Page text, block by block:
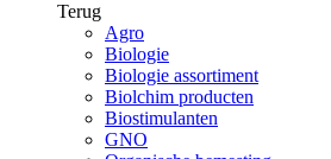
Terug
Agro
Biologie
Biologie assortiment
Biolchim producten
Biostimulanten
GNO